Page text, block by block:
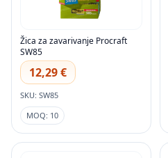
Žica za zavarivanje Procraft
SW85
12,29 €
SKU: SW85
MOQ: 10